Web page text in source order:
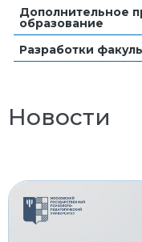
Дополнительное
образование
Разработки
Новости